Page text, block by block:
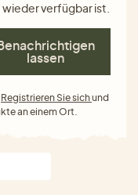
verfügbar ist.
lassen
Registrieren Sie sichund
an einem Ort.